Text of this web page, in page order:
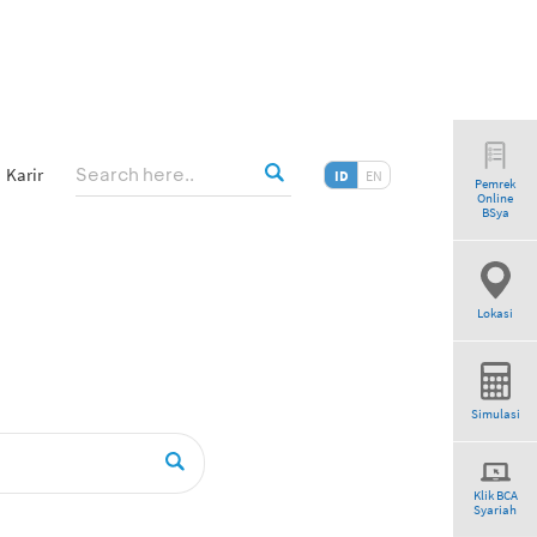
Karir ID EN
Pemrek
Online
BSya
Lokasi
Simulasi
Klik BCA
Syariah